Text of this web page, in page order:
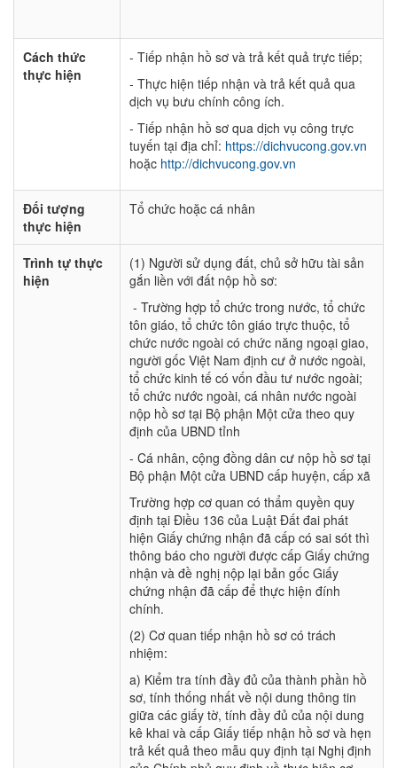
Cách thức
thực hiện
- Tiếp nhận hồ sơ và trả kết quả trực tiếp;
- Thực hiện tiếp nhận và trả kết quả qua
dịch vụ bưu chính công ích.
- Tiếp nhận hồ sơ qua dịch vụ công trực
tuyến tại địa chỉ: https://dichvucong.gov.vn
hoặc http://dichvucong.gov.vn
Đối tượng
thực hiện
Tổ chức hoặc cá nhân
Trình tự thực
hiện
(1) Người sử dụng đất, chủ sở hữu tài sản
gắn liền với đất nộp hồ sơ:
- Trường hợp tổ chức trong nước, tổ chức
tôn giáo, tổ chức tôn giáo trực thuộc, tổ
chức nước ngoài có chức năng ngoại giao,
người gốc Việt Nam định cư ở nước ngoài,
tổ chức kinh tế có vốn đầu tư nước ngoài;
tổ chức nước ngoài, cá nhân nước ngoài
nộp hồ sơ tại Bộ phận Một cửa theo quy
định của UBND tỉnh
- Cá nhân, cộng đồng dân cư nộp hồ sơ tại
Bộ phận Một cửa UBND cấp huyện, cấp xã
Trường hợp cơ quan có thẩm quyền quy
định tại Điều 136 của Luật Đất đai phát
hiện Giấy chứng nhận đã cấp có sai sót thì
thông báo cho người được cấp Giấy chứng
nhận và đề nghị nộp lại bản gốc Giấy
chứng nhận đã cấp để thực hiện đính
chính.
(2) Cơ quan tiếp nhận hồ sơ có trách
nhiệm:
a) Kiểm tra tính đầy đủ của thành phần hồ
sơ, tính thống nhất về nội dung thông tin
giữa các giấy tờ, tính đầy đủ của nội dung
kê khai và cấp Giấy tiếp nhận hồ sơ và hẹn
trả kết quả theo mẫu quy định tại Nghị định